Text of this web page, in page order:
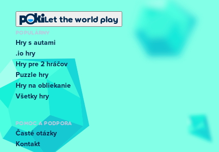
Let the world play
POPULÁRNY
Hry s autami
.io hry
Hry pre 2 hráčov
Puzzle hry
Hry na obliekanie
Všetky hry
POMOC A PODPORA
Časté otázky
Kontakt